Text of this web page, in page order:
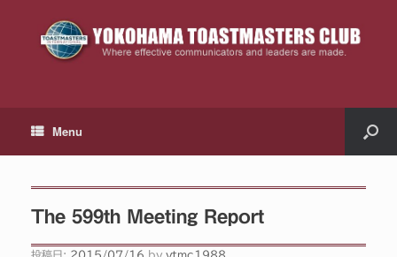
Menu
The 599th Meeting Report
投稿日: 2015/07/16 by ytmc1988